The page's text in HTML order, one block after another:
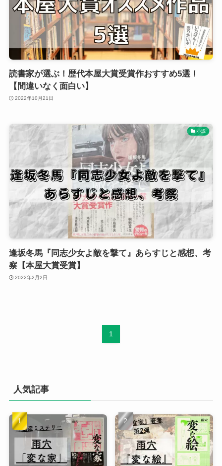
読書家が選ぶ！歴代本屋大賞受賞作おすすめ5選！
【間違いなく面白い】
2022年10月21日
小説
逢坂冬馬『同志少女よ敵を撃て』あらすじと感想、考
察【本屋大賞受賞】
2022年2月2日
1
人気記事